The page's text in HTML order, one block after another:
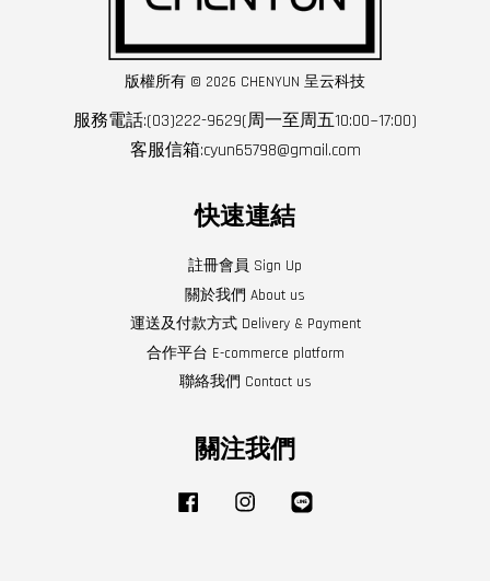
版權所有 © 2026 CHENYUN 呈云科技
服務電話:(03)222-9629(周一至周五10:00~17:00)
客服信箱:cyun65798@gmail.com
快速連結
註冊會員 Sign Up
關於我們 About us
運送及付款方式 Delivery & Payment
合作平台 E-commerce platform
聯絡我們 Contact us
關注我們
Facebook Instagram